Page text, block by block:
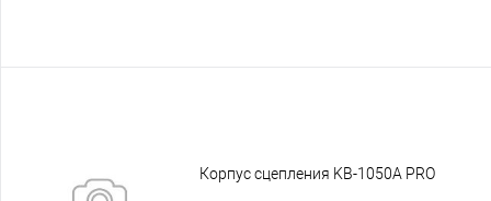
Корпус сцепления KB-1050A PRO